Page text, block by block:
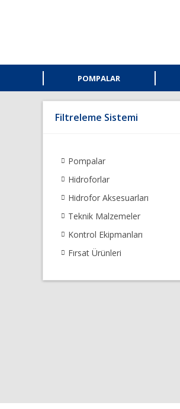
POMPALAR
Filtreleme Sistemi
Pompalar
Hidroforlar
Hidrofor Aksesuarları
Teknik Malzemeler
Kontrol Ekipmanları
Fırsat Ürünleri